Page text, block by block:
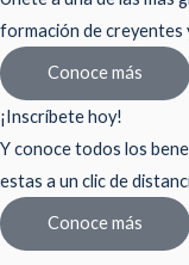
formación de creyentes
Conoce más
¡Inscríbete hoy!
Y conoce todos los
estas a un clic de
Conoce más